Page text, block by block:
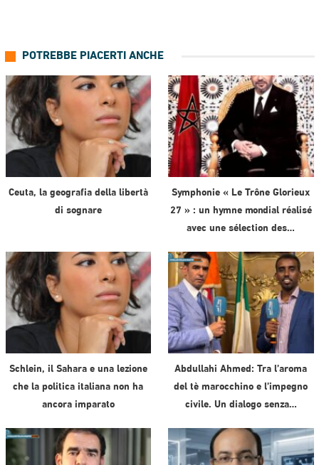
POTREBBE PIACERTI ANCHE
Ceuta, la geografia della libertà
di sognare
Symphonie « Le Trône Glorieux
27 » : un hymne mondial réalisé
avec une sélection des…
Schlein, il Sahara e una lezione
che la politica italiana non ha
ancora imparato
Abdullahi Ahmed: Tra l’aroma
del tè marocchino e l’impegno
civile. Un dialogo senza…